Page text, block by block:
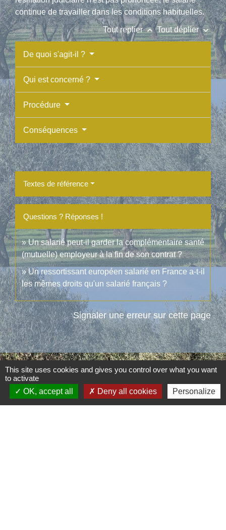
continue de travailler dans les conditions habituelles.
Tout replierkeyboard_arrow_up Tout déplierkeyboard_arrow_down
De quoi s'agit-il ?
Qui est concerné ?
Procédure
Conséquences
Textes de référence
Questions ? Réponses !
Un salarié peut-il garder la complémentaire santé
(mutuelle) employeur à la fin de son contrat ?
Un ressortissant européen salarié en France a-t-il
les mêmes droits qu'un salarié français ?
Signaler une erreur sur cette page
Contacts
Commune d'Aubord
This site uses cookies and gives you control over what you want
to activate
OK, accept all
Deny all cookies Personalize